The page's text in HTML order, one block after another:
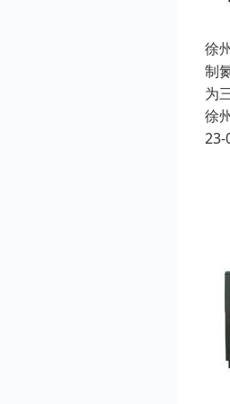
徐
制
为
徐
23-